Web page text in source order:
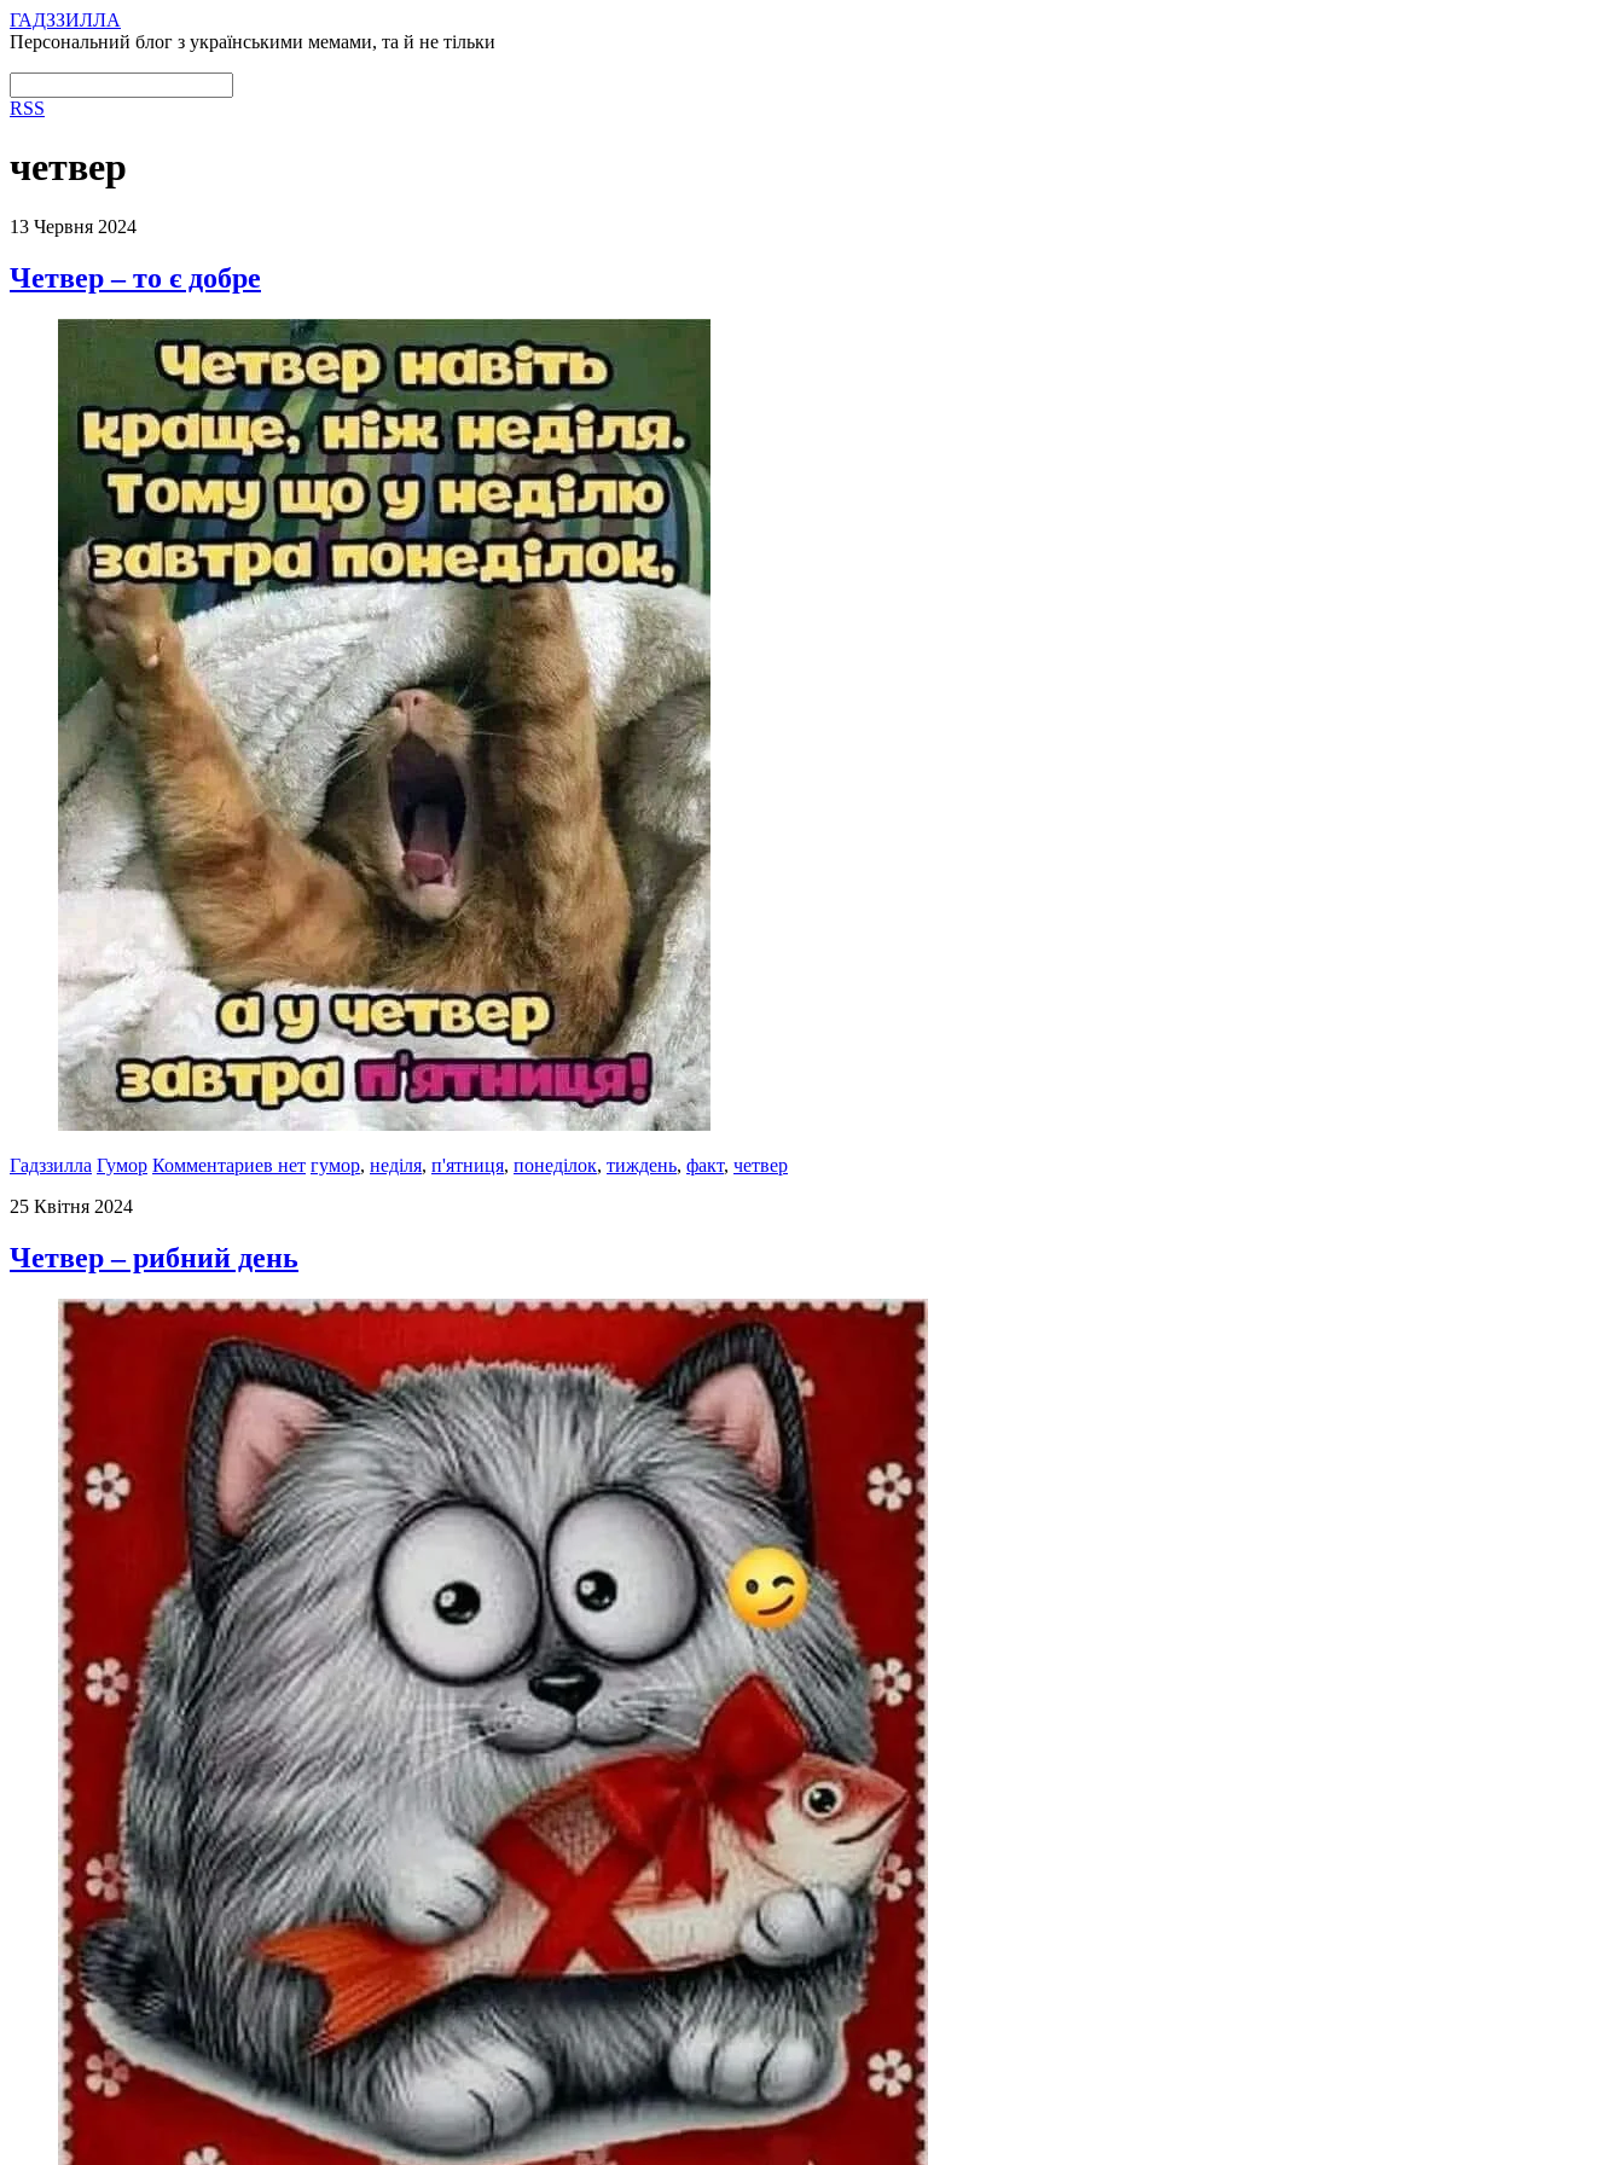
ГАДЗЗИЛЛА
Персональний блог з українськими мемами, та й не тільки
RSS
четвер
13 Червня 2024
Четвер – то є добре
Гадззилла Гумор Комментариев нет гумор, неділя, п'ятниця, понеділок, тиждень, факт, четвер
25 Квітня 2024
Четвер – рибний день